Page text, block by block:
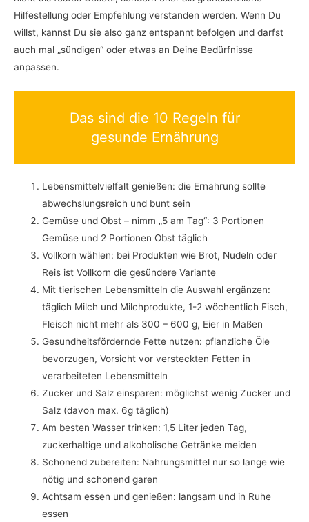
Hilfestellung oder Empfehlung verstanden werden. Wenn Du
willst, kannst Du sie also ganz entspannt befolgen und darfst
auch mal „sündigen“ oder etwas an Deine Bedürfnisse
anpassen.
Das sind die 10 Regeln für
gesunde Ernährung
Lebensmittelvielfalt genießen: die Ernährung sollte
abwechslungsreich und bunt sein
Gemüse und Obst – nimm „5 am Tag“: 3 Portionen
Gemüse und 2 Portionen Obst täglich
Vollkorn wählen: bei Produkten wie Brot, Nudeln oder
Reis ist Vollkorn die gesündere Variante
Mit tierischen Lebensmitteln die Auswahl ergänzen:
täglich Milch und Milchprodukte, 1-2 wöchentlich Fisch,
Fleisch nicht mehr als 300 – 600 g, Eier in Maßen
Gesundheitsfördernde Fette nutzen: pflanzliche Öle
bevorzugen, Vorsicht vor versteckten Fetten in
verarbeiteten Lebensmitteln
Zucker und Salz einsparen: möglichst wenig Zucker und
Salz (davon max. 6g täglich)
Am besten Wasser trinken: 1,5 Liter jeden Tag,
zuckerhaltige und alkoholische Getränke meiden
Schonend zubereiten: Nahrungsmittel nur so lange wie
nötig und schonend garen
Achtsam essen und genießen: langsam und in Ruhe
essen